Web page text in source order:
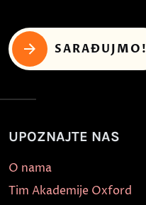
SARAĐUJMO!
UPOZNAJTE NAS
O nama
Tim Akademije Oxford